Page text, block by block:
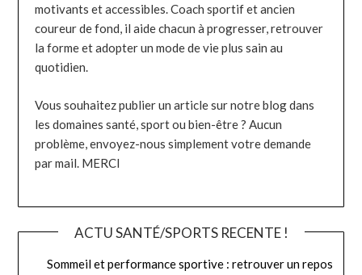
motivants et accessibles. Coach sportif et ancien
coureur de fond, il aide chacun à progresser, retrouver
la forme et adopter un mode de vie plus sain au
quotidien.
Vous souhaitez publier un article sur notre blog dans
les domaines santé, sport ou bien-être ? Aucun
problème, envoyez-nous simplement votre demande
par mail. MERCI
ACTU SANTÉ/SPORTS RECENTE !
Sommeil et performance sportive : retrouver un repos